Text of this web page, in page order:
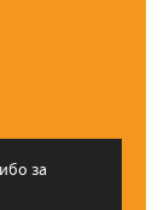
за